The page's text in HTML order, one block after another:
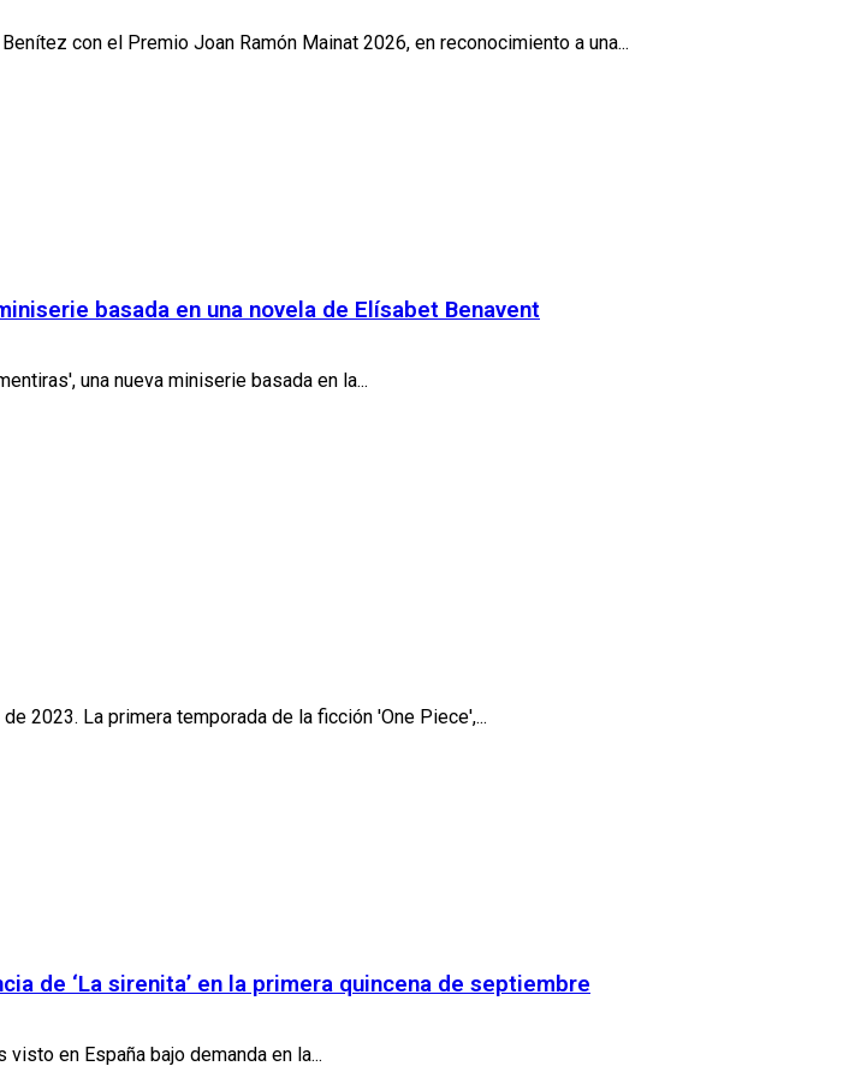
con el Premio Joan Ramón Mainat 2026, en reconocimiento a una...
basada en una novela de Elísabet Benavent
una nueva miniserie basada en la...
2023. La primera temporada de la ficción 'One Piece',...
de ‘La sirenita’ en la primera quincena de septiembre
en España bajo demanda en la...